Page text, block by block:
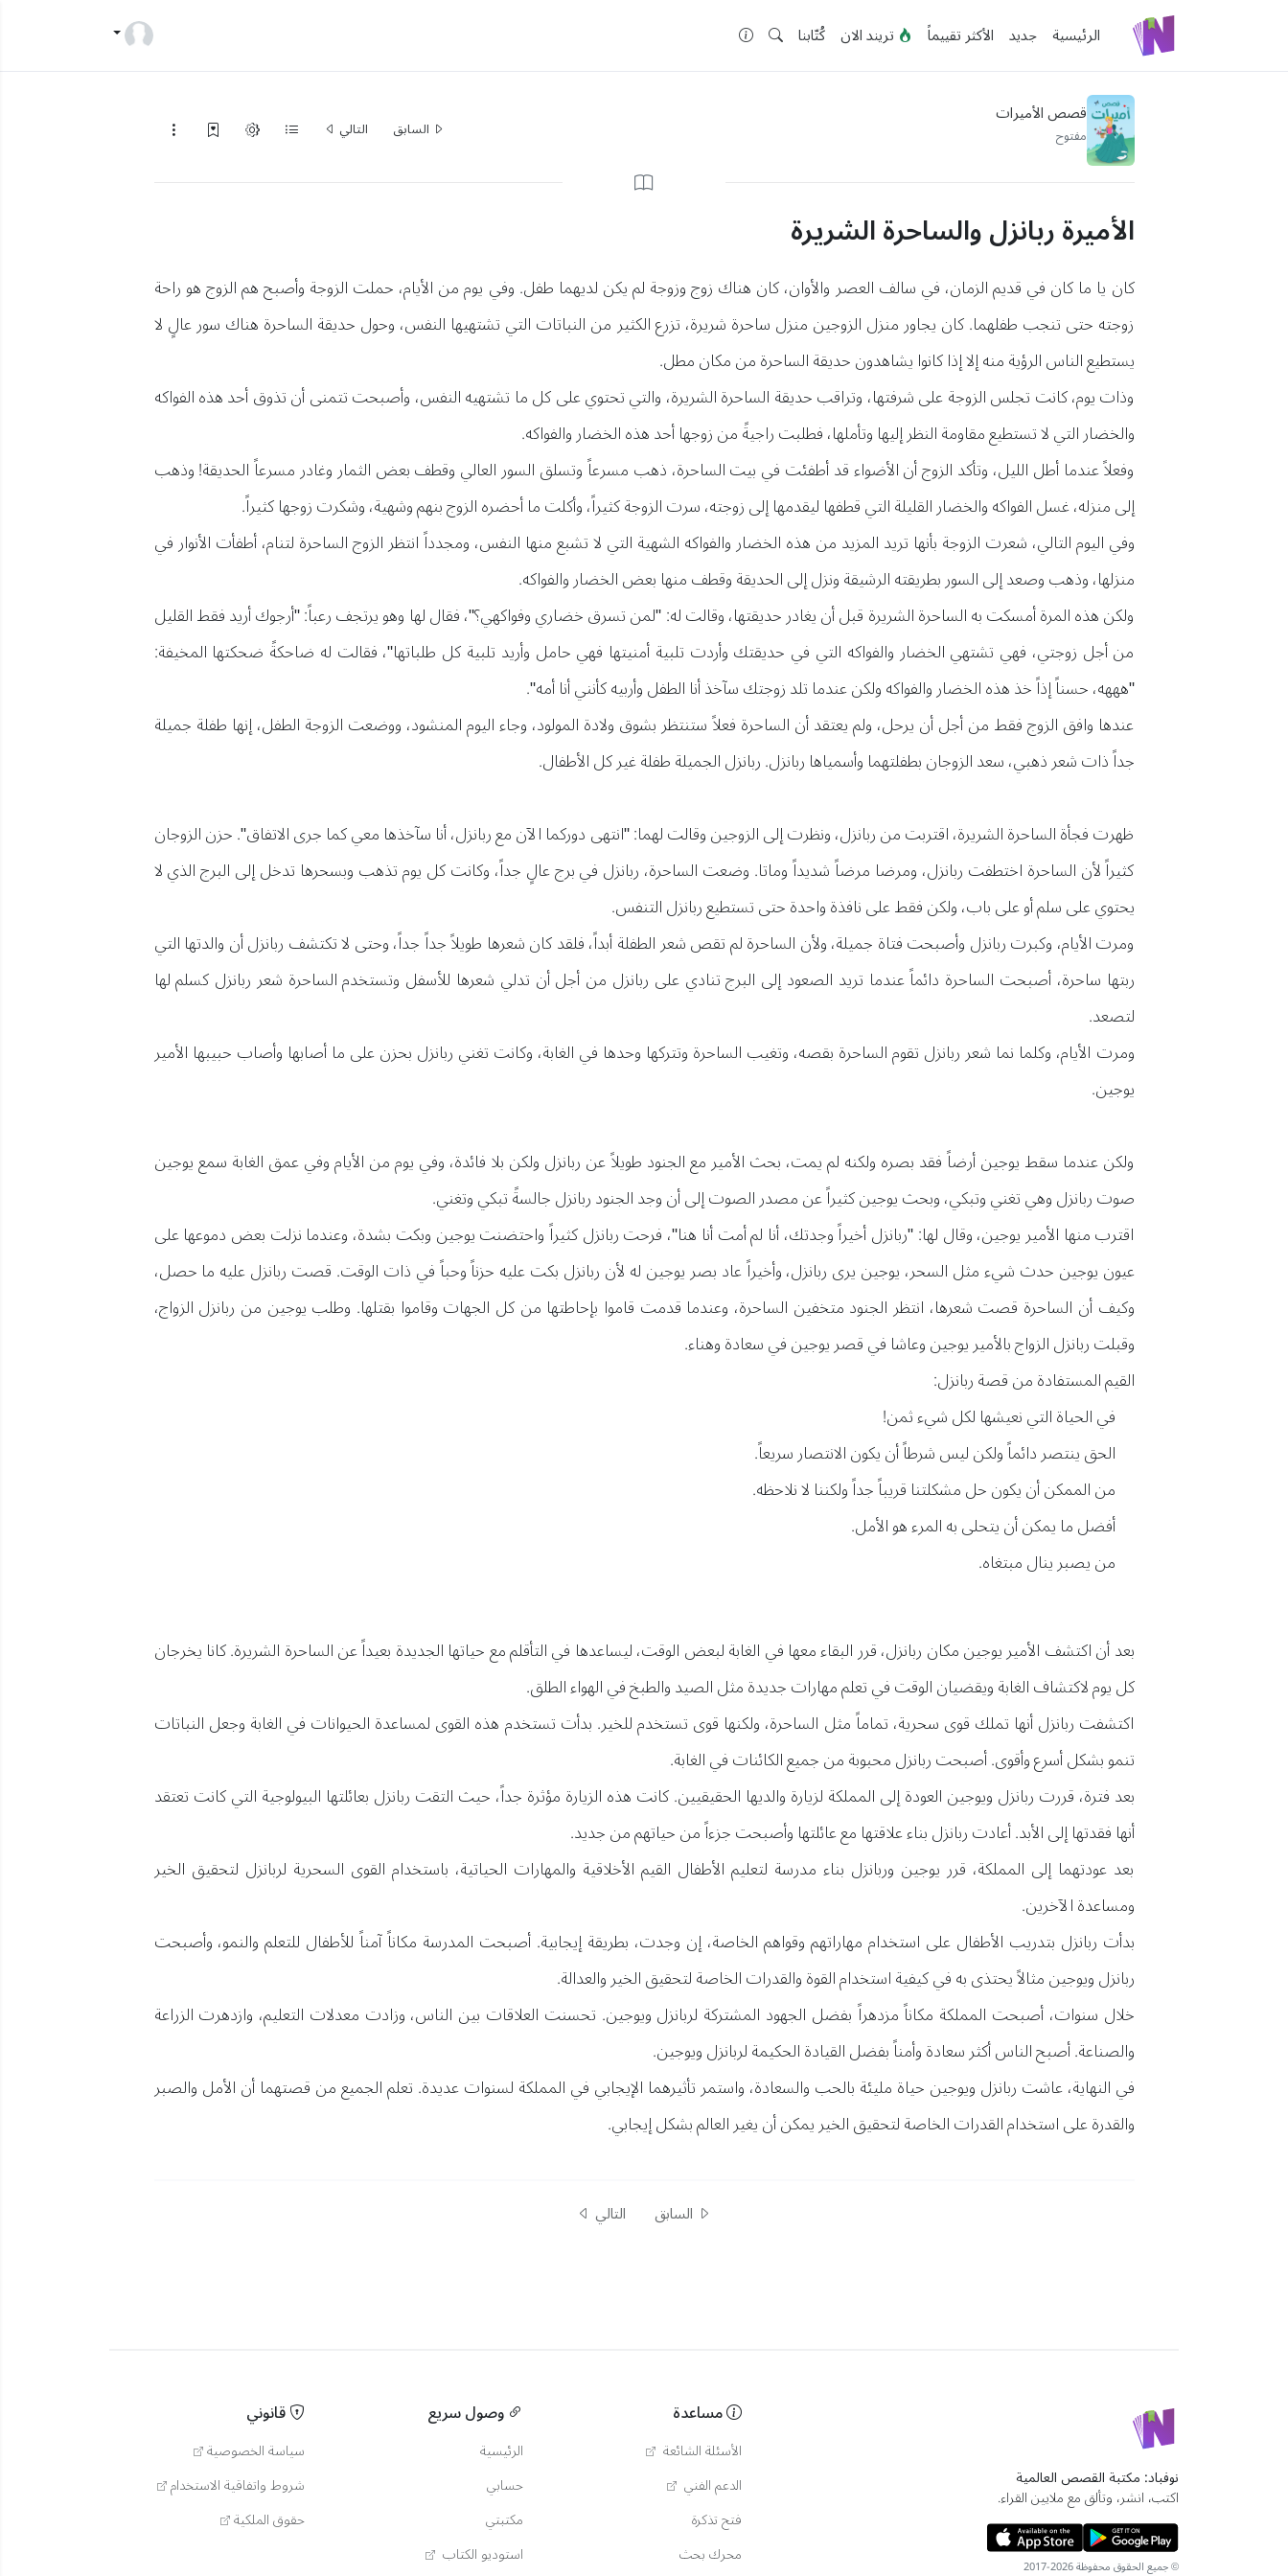
الرئيسية جديد الأكثر تقييماً تريند الان كُتّابنا
قصص الأميرات
مفتوح السابق التالي
الأميرة ربانزل والساحرة الشريرة
كان يا ما كان في قديم الزمان، في سالف العصر والأوان، كان هناك زوج وزوجة لم يكن لديهما طفل. وفي يوم من الأيام، حملت الزوجة وأصبح هم الزوج هو راحة
زوجته حتى تنجب طفلهما. كان يجاور منزل الزوجين منزل ساحرة شريرة، تزرع الكثير من النباتات التي تشتهيها النفس، وحول حديقة الساحرة هناك سور عالٍ لا
يستطيع الناس الرؤية منه إلا إذا كانوا يشاهدون حديقة الساحرة من مكان مطل.
وذات يوم، كانت تجلس الزوجة على شرفتها، وتراقب حديقة الساحرة الشريرة، والتي تحتوي على كل ما تشتهيه النفس، وأصبحت تتمنى أن تذوق أحد هذه الفواكه
والخضار التي لا تستطيع مقاومة النظر إليها وتأملها، فطلبت راجيةً من زوجها أحد هذه الخضار والفواكه.
وفعلاً عندما أطل الليل، وتأكد الزوج أن الأضواء قد أطفئت في بيت الساحرة، ذهب مسرعاً وتسلق السور العالي وقطف بعض الثمار وغادر مسرعاً الحديقة! وذهب
إلى منزله، غسل الفواكه والخضار القليلة التي قطفها ليقدمها إلى زوجته، سرت الزوجة كثيراً، وأكلت ما أحضره الزوج بنهم وشهية، وشكرت زوجها كثيراً.
وفي اليوم التالي، شعرت الزوجة بأنها تريد المزيد من هذه الخضار والفواكه الشهية التي لا تشبع منها النفس، ومجدداً انتظر الزوج الساحرة لتنام، أطفأت الأنوار في
منزلها، وذهب وصعد إلى السور بطريقته الرشيقة ونزل إلى الحديقة وقطف منها بعض الخضار والفواكه.
ولكن هذه المرة أمسكت به الساحرة الشريرة قبل أن يغادر حديقتها، وقالت له: "لمن تسرق خضاري وفواكهي؟"، فقال لها وهو يرتجف رعباً: "أرجوك أريد فقط القليل
من أجل زوجتي، فهي تشتهي الخضار والفواكه التي في حديقتك وأردت تلبية أمنيتها فهي حامل وأريد تلبية كل طلباتها"، فقالت له ضاحكةً ضحكتها المخيفة:
"هههه، حسناً إذاً خذ هذه الخضار والفواكه ولكن عندما تلد زوجتك سآخذ أنا الطفل وأربيه كأنني أنا أمه".
عندها وافق الزوج فقط من أجل أن يرحل، ولم يعتقد أن الساحرة فعلاً ستنتظر بشوق ولادة المولود، وجاء اليوم المنشود، ووضعت الزوجة الطفل، إنها طفلة جميلة
جداً ذات شعر ذهبي، سعد الزوجان بطفلتهما وأسمياها ربانزل. ربانزل الجميلة طفلة غير كل الأطفال.
ظهرت فجأة الساحرة الشريرة، اقتربت من ربانزل، ونظرت إلى الزوجين وقالت لهما: "انتهى دوركما الآن مع ربانزل، أنا سآخذها معي كما جرى الاتفاق". حزن الزوجان
كثيراً لأن الساحرة اختطفت ربانزل، ومرضا مرضاً شديداً وماتا. وضعت الساحرة، ربانزل في برج عالٍ جداً، وكانت كل يوم تذهب وبسحرها تدخل إلى البرج الذي لا
يحتوي على سلم أو على باب، ولكن فقط على نافذة واحدة حتى تستطيع ربانزل التنفس.
ومرت الأيام، وكبرت ربانزل وأصبحت فتاة جميلة، ولأن الساحرة لم تقص شعر الطفلة أبداً، فلقد كان شعرها طويلاً جداً جداً، وحتى لا تكتشف ربانزل أن والدتها التي
ربتها ساحرة، أصبحت الساحرة دائماً عندما تريد الصعود إلى البرج تنادي على ربانزل من أجل أن تدلي شعرها للأسفل وتستخدم الساحرة شعر ربانزل كسلم لها
لتصعد.
ومرت الأيام، وكلما نما شعر ربانزل تقوم الساحرة بقصه، وتغيب الساحرة وتتركها وحدها في الغابة، وكانت تغني ربانزل بحزن على ما أصابها وأصاب حبيبها الأمير
يوجين.
ولكن عندما سقط يوجين أرضاً فقد بصره ولكنه لم يمت، بحث الأمير مع الجنود طويلاً عن ربانزل ولكن بلا فائدة، وفي يوم من الأيام وفي عمق الغابة سمع يوجين
صوت ربانزل وهي تغني وتبكي، وبحث يوجين كثيراً عن مصدر الصوت إلى أن وجد الجنود ربانزل جالسةً تبكي وتغني.
اقترب منها الأمير يوجين، وقال لها: "ربانزل أخيراً وجدتك، أنا لم أمت أنا هنا"، فرحت ربانزل كثيراً واحتضنت يوجين وبكت بشدة، وعندما نزلت بعض دموعها على
عيون يوجين حدث شيء مثل السحر، يوجين يرى ربانزل، وأخيراً عاد بصر يوجين له لأن ربانزل بكت عليه حزناً وحباً في ذات الوقت. قصت ربانزل عليه ما حصل،
وكيف أن الساحرة قصت شعرها، انتظر الجنود متخفين الساحرة، وعندما قدمت قاموا بإحاطتها من كل الجهات وقاموا بقتلها. وطلب يوجين من ربانزل الزواج،
وقبلت ربانزل الزواج بالأمير يوجين وعاشا في قصر يوجين في سعادة وهناء.
القيم المستفادة من قصة ربانزل:
في الحياة التي نعيشها لكل شيء ثمن!
الحق ينتصر دائماً ولكن ليس شرطاً أن يكون الانتصار سريعاً.
من الممكن أن يكون حل مشكلتنا قريباً جداً ولكننا لا نلاحظه.
أفضل ما يمكن أن يتحلى به المرء هو الأمل.
من يصبر ينال مبتغاه.
بعد أن اكتشف الأمير يوجين مكان ربانزل، قرر البقاء معها في الغابة لبعض الوقت، ليساعدها في التأقلم مع حياتها الجديدة بعيداً عن الساحرة الشريرة. كانا يخرجان
كل يوم لاكتشاف الغابة ويقضيان الوقت في تعلم مهارات جديدة مثل الصيد والطبخ في الهواء الطلق.
اكتشفت ربانزل أنها تملك قوى سحرية، تماماً مثل الساحرة، ولكنها قوى تستخدم للخير. بدأت تستخدم هذه القوى لمساعدة الحيوانات في الغابة وجعل النباتات
تنمو بشكل أسرع وأقوى. أصبحت ربانزل محبوبة من جميع الكائنات في الغابة.
بعد فترة، قررت ربانزل ويوجين العودة إلى المملكة لزيارة والديها الحقيقيين. كانت هذه الزيارة مؤثرة جداً، حيث التقت ربانزل بعائلتها البيولوجية التي كانت تعتقد
أنها فقدتها إلى الأبد. أعادت ربانزل بناء علاقتها مع عائلتها وأصبحت جزءاً من حياتهم من جديد.
بعد عودتهما إلى المملكة، قرر يوجين وربانزل بناء مدرسة لتعليم الأطفال القيم الأخلاقية والمهارات الحياتية، باستخدام القوى السحرية لربانزل لتحقيق الخير
ومساعدة الآخرين.
بدأت ربانزل بتدريب الأطفال على استخدام مهاراتهم وقواهم الخاصة، إن وجدت، بطريقة إيجابية. أصبحت المدرسة مكاناً آمناً للأطفال للتعلم والنمو، وأصبحت
ربانزل ويوجين مثالاً يحتذى به في كيفية استخدام القوة والقدرات الخاصة لتحقيق الخير والعدالة.
خلال سنوات، أصبحت المملكة مكاناً مزدهراً بفضل الجهود المشتركة لربانزل ويوجين. تحسنت العلاقات بين الناس، وزادت معدلات التعليم، وازدهرت الزراعة
والصناعة. أصبح الناس أكثر سعادة وأمناً بفضل القيادة الحكيمة لربانزل ويوجين.
في النهاية، عاشت ربانزل ويوجين حياة مليئة بالحب والسعادة، واستمر تأثيرهما الإيجابي في المملكة لسنوات عديدة. تعلم الجميع من قصتهما أن الأمل والصبر
والقدرة على استخدام القدرات الخاصة لتحقيق الخير يمكن أن يغير العالم بشكل إيجابي.
السابق التالي
نوفباد: مكتبة القصص العالمية
اكتب، انشر، وتألق مع ملايين القراء.
© جميع الحقوق محفوظة 2026-2017
مساعدة
الأسئلة الشائعة
الدعم الفني
فتح تذكرة
محرك بحث
وصول سريع
الرئيسية
حسابي
مكتبتي
استوديو الكتاب
قانوني
سياسة الخصوصية
شروط واتفاقية الاستخدام
حقوق الملكية